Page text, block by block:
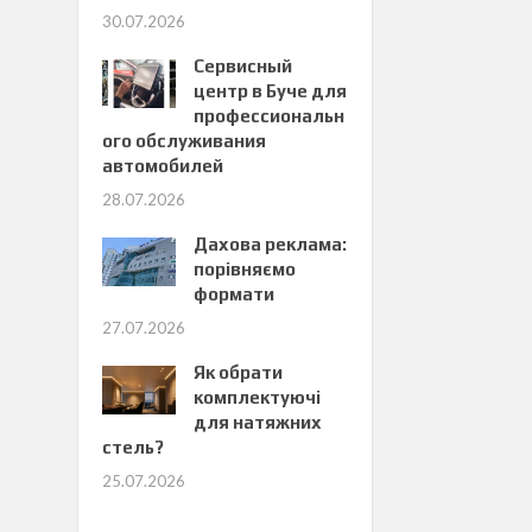
30.07.2026
Сервисный
центр в Буче для
профессиональн
ого обслуживания
автомобилей
28.07.2026
Дахова реклама:
порівняємо
формати
27.07.2026
Як обрати
комплектуючі
для натяжних
стель?
25.07.2026